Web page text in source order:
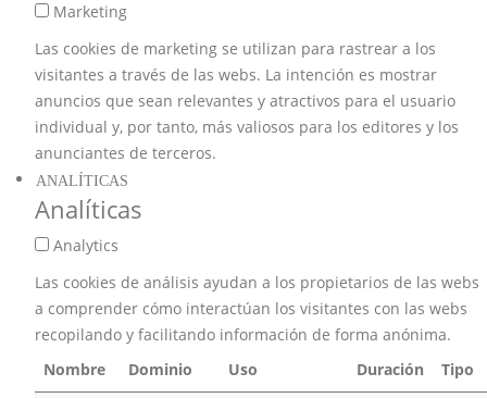
Marketing
Las cookies de marketing se utilizan para rastrear a los
visitantes a través de las webs. La intención es mostrar
anuncios que sean relevantes y atractivos para el usuario
individual y, por tanto, más valiosos para los editores y los
anunciantes de terceros.
ANALÍTICAS
Analíticas
Analytics
Las cookies de análisis ayudan a los propietarios de las webs
a comprender cómo interactúan los visitantes con las webs
recopilando y facilitando información de forma anónima.
Nombre
Dominio Uso Duración Tipo